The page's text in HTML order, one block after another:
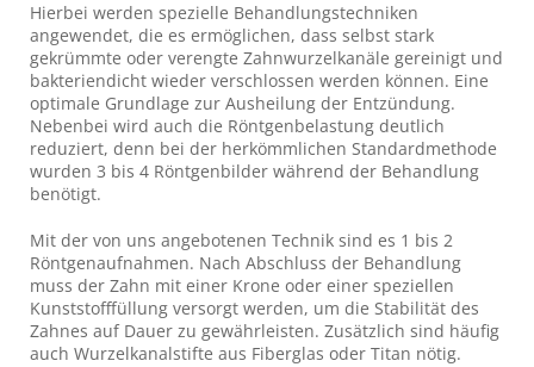
Hierbei werden spezielle Behandlungstechniken
angewendet, die es ermöglichen, dass selbst stark
gekrümmte oder verengte Zahnwurzelkanäle gereinigt und
bakteriendicht wieder verschlossen werden können. Eine
optimale Grundlage zur Ausheilung der Entzündung.
Nebenbei wird auch die Röntgenbelastung deutlich
reduziert, denn bei der herkömmlichen Standardmethode
wurden 3 bis 4 Röntgenbilder während der Behandlung
benötigt.
Mit der von uns angebotenen Technik sind es 1 bis 2
Röntgenaufnahmen. Nach Abschluss der Behandlung
muss der Zahn mit einer Krone oder einer speziellen
Kunststofffüllung versorgt werden, um die Stabilität des
Zahnes auf Dauer zu gewährleisten. Zusätzlich sind häufig
auch Wurzelkanalstifte aus Fiberglas oder Titan nötig.